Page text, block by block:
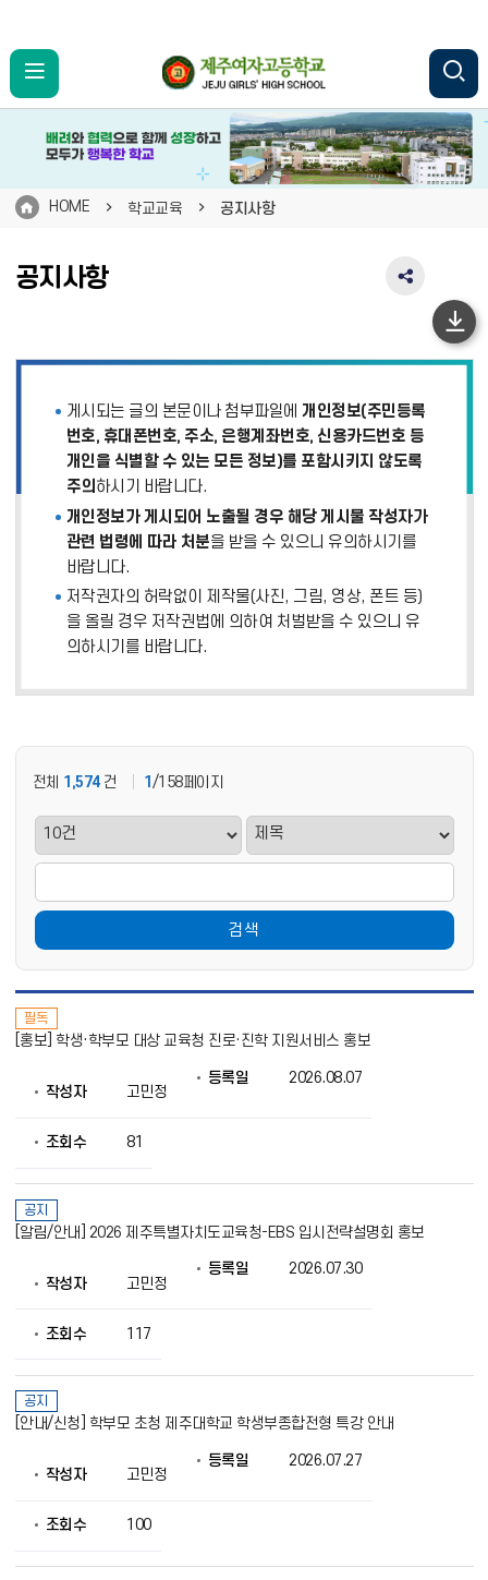
HOME 학교교육 공지사항
공지사항
SNS
역
치
기
게시되는 글의 본문이나 첨부파일에 개인정보(주민등록
번호, 휴대폰번호, 주소, 은행계좌번호, 신용카드번호 등
개인을 식별할 수 있는 모든 정보)를 포함시키지 않도록
주의 하시기 바랍니다.
개인정보가 게시되어 노출될 경우 해당 게시물 작성자가
관련 법령에 따라 처분을 받을 수 있으니 유의하시기를
바랍니다.
저작권자의 허락없이 제작물(사진, 그림, 영상, 폰트 등)
을 올릴 경우 저작권법에 의하여 처벌받을 수 있으니 유
의하시기를 바랍니다.
전체 1,574 건 1 /158페이지
검색
지
사
제
목,
작
회
의
정
보
필독
[홍보] 학생·학부모 대상 교육청 진로·진학 지원서비스 홍보
작성자 고민정
등록일 2026.08.07
조회수 81
공지
[알림/안내] 2026 제주특별자치도교육청-EBS 입시전략설명회 홍보
작성자 고민정
등록일 2026.07.30
조회수 117
공지
[안내/신청] 학부모 초청 제주대학교 학생부종합전형 특강 안내
작성자 고민정
등록일 2026.07.27
조회수 100
하
단